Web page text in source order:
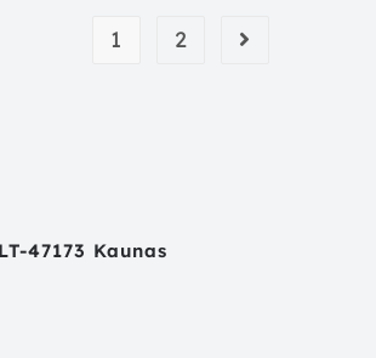
1 2
47173 Kaunas